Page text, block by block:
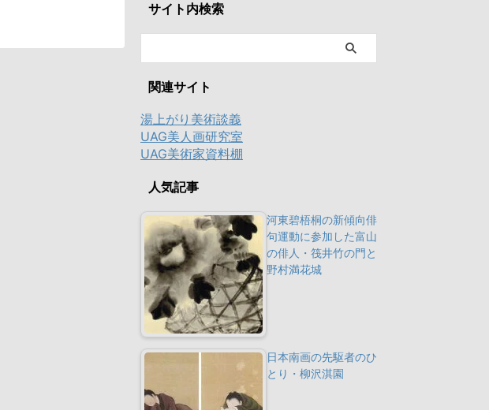
サイト内検索
関連サイト
湯上がり美術談義
UAG美人画研究室
UAG美術家資料棚
人気記事
河東碧梧桐の新傾向俳
句運動に参加した富山
の俳人・筏井竹の門と
野村満花城
日本南画の先駆者のひ
とり・柳沢淇園